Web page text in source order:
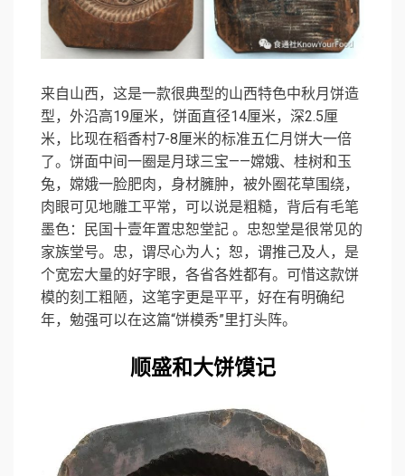
来自山西，这是一款很典型的山西特色中秋月饼造
型，外沿高19厘米，饼面直径14厘米，深2.5厘
米，比现在稻香村7-8厘米的标准五仁月饼大一倍
了。饼面中间一圈是月球三宝——嫦娥、桂树和玉
兔，嫦娥一脸肥肉，身材臃肿，被外圈花草围绕，
肉眼可见地雕工平常，可以说是粗糙，背后有毛笔
墨色：民国十壹年置忠恕堂記 。忠恕堂是很常见的
家族堂号。忠，谓尽心为人；恕，谓推己及人，是
个宽宏大量的好字眼，各省各姓都有。可惜这款饼
模的刻工粗陋，这笔字更是平平，好在有明确纪
年，勉强可以在这篇“饼模秀”里打头阵。
顺盛和大饼馍记